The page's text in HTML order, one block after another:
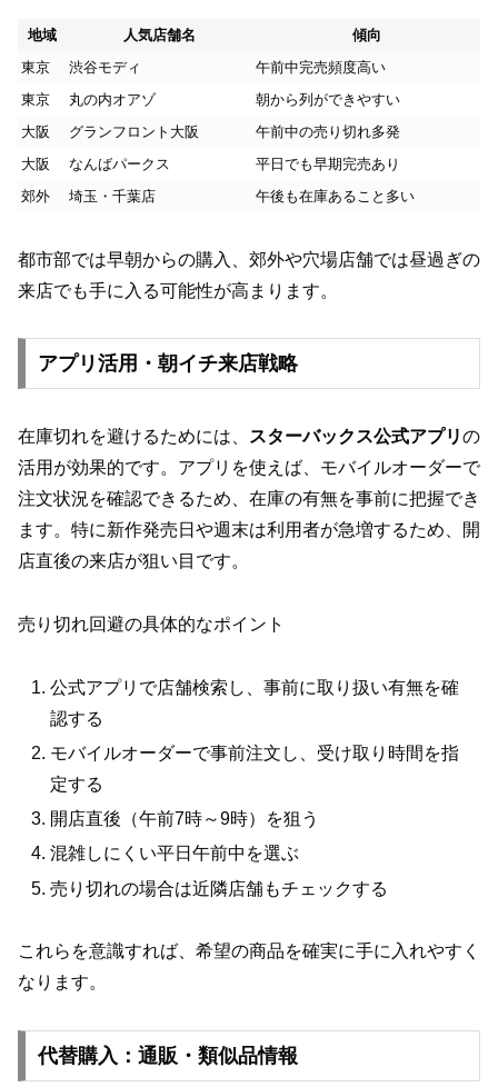
地域 人気店舗名
傾向
東京
渋谷モディ
午前中完売頻度高い
東京
丸の内オアゾ
朝から列ができやすい
大阪
グランフロント大阪
午前中の売り切れ多発
大阪
なんばパークス
平日でも早期完売あり
郊外
埼玉・千葉店 午後も在庫あること多い
都市部では早朝からの購入、郊外や穴場店舗では昼過ぎの
来店でも手に入る可能性が高まります。
アプリ活用・朝イチ来店戦略
在庫切れを避けるためには、 スターバックス公式アプリの
活用が効果的です。アプリを使えば、モバイルオーダーで
注文状況を確認できるため、在庫の有無を事前に把握でき
ます。特に新作発売日や週末は利用者が急増するため、開
店直後の来店が狙い目です。
売り切れ回避の具体的なポイント
公式アプリで店舗検索し、事前に取り扱い有無を確
認する
モバイルオーダーで事前注文し、受け取り時間を指
定する
開店直後（午前7時～9時）を狙う
混雑しにくい平日午前中を選ぶ
売り切れの場合は近隣店舗もチェックする
これらを意識すれば、希望の商品を確実に手に入れやすく
なります。
代替購入：通販・類似品情報